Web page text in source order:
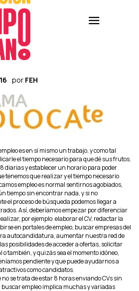
por FEH
es en sí mismo un trabajo, y como tal
el tiempo necesario para que dé sus frutos.
diarias y establecer un horario para poder
tenemos que realizar y el tiempo necesario
empleo es normal sentirnos agobiados,
tiempo sin encontrar nada, y si no
el proceso de búsqueda podemos llegar a
Así, deberíamos empezar por diferenciar
por ejemplo: elaborar el CV, redactar la
en portales de empleo, buscar empresas del
autocandidatura, aumentar nuestra red de
posibilidades de acceder a ofertas, solicitar
también, y quizás sea el momento idóneo,
pendiente y que puede ayudarnos a
como candidatos.
se trata de estar 8 horas enviando CVs sin
buscar empleo implica muchas y variadas